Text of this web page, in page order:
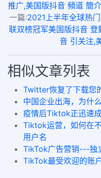
推广,美国版抖音 頻道 簡
一篇:2021上半年全球热
联双榜冠军美国版抖音
音 引关注,
相似文章列表
Twitter恢复了下载您
中国企业出海，为什
疫情后Tiktok正迅速
Tiktok运营，如何在
用户名
TikTok广告营销---独
TikTok最受欢迎的账